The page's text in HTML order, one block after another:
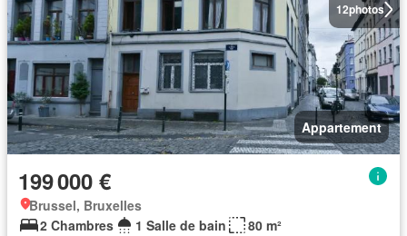
12photos
Appartement
199 000 €
Brussel, Bruxelles
2 Chambres
1 Salle de bain 80 m²